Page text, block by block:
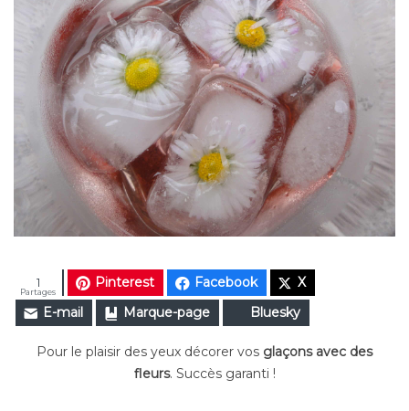
Pinterest Facebook
X
E-mail
Marque-page Bluesky
Partages
1
Pour le plaisir des yeux décorer vos glaçons avec des
fleurs. Succès garanti !